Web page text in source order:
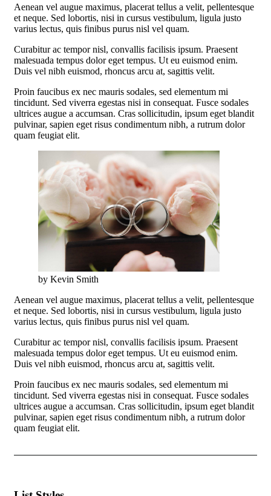
Aenean vel augue maximus, placerat tellus a velit, pellentesque
et neque. Sed lobortis, nisi in cursus vestibulum, ligula justo
varius lectus, quis finibus purus nisl vel quam.
Curabitur ac tempor nisl, convallis facilisis ipsum. Praesent
malesuada tempus dolor eget tempus. Ut eu euismod enim.
Duis vel nibh euismod, rhoncus arcu at, sagittis velit.
Proin faucibus ex nec mauris sodales, sed elementum mi
tincidunt. Sed viverra egestas nisi in consequat. Fusce sodales
ultrices augue a accumsan. Cras sollicitudin, ipsum eget blandit
pulvinar, sapien eget risus condimentum nibh, a rutrum dolor
quam feugiat elit.
by Kevin Smith
Aenean vel augue maximus, placerat tellus a velit, pellentesque
et neque. Sed lobortis, nisi in cursus vestibulum, ligula justo
varius lectus, quis finibus purus nisl vel quam.
Curabitur ac tempor nisl, convallis facilisis ipsum. Praesent
malesuada tempus dolor eget tempus. Ut eu euismod enim.
Duis vel nibh euismod, rhoncus arcu at, sagittis velit.
Proin faucibus ex nec mauris sodales, sed elementum mi
tincidunt. Sed viverra egestas nisi in consequat. Fusce sodales
ultrices augue a accumsan. Cras sollicitudin, ipsum eget blandit
pulvinar, sapien eget risus condimentum nibh, a rutrum dolor
quam feugiat elit.